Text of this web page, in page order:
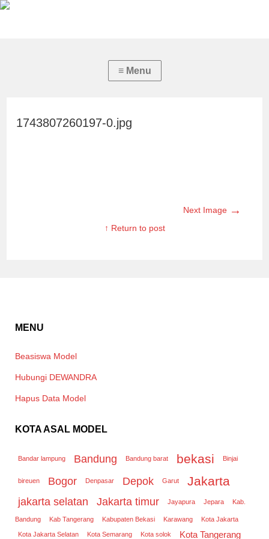
1743807260197-0.jpg
Next Image →
↑ Return to post
MENU
Beasiswa Model
Hubungi DEWANDRA
Hapus Data Model
KOTA ASAL MODEL
Bandar lampung Bandung Bandung barat bekasi Binjai
bireuen Bogor Denpasar Depok Garut Jakarta
jakarta selatan Jakarta timur Jayapura Jepara Kab.
Bandung Kab Tangerang Kabupaten Bekasi Karawang Kota Jakarta
Kota Jakarta Selatan Kota Semarang Kota solok Kota Tangerang